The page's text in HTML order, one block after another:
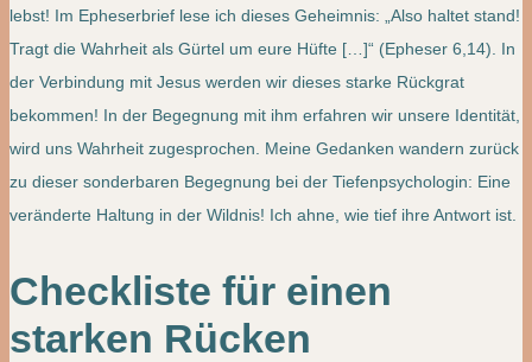
lebst! Im Epheserbrief lese ich dieses Geheimnis: „Also haltet stand!
Tragt die Wahrheit als Gürtel um eure Hüfte […]“ (Epheser 6,14). In
der Verbindung mit Jesus werden wir dieses starke Rückgrat
bekommen! In der Begegnung mit ihm erfahren wir unsere Identität,
wird uns Wahrheit zugesprochen. Meine Gedanken wandern zurück
zu dieser sonderbaren Begegnung bei der Tiefenpsychologin: Eine
veränderte Haltung in der Wildnis! Ich ahne, wie tief ihre Antwort ist.
Checkliste für einen
starken Rücken